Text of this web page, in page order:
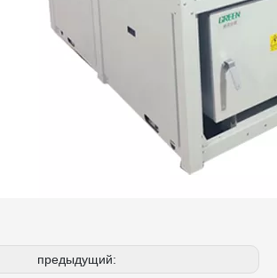
предыдущий: